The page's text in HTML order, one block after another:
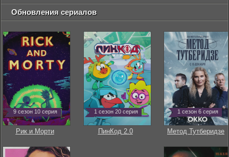
Обновления сериалов
9 сезон 10 серия
Рик и Морти
1 сезон 20 серия
ПинКод 2.0
1 сезон 6 серия
Метод Тутберидзе